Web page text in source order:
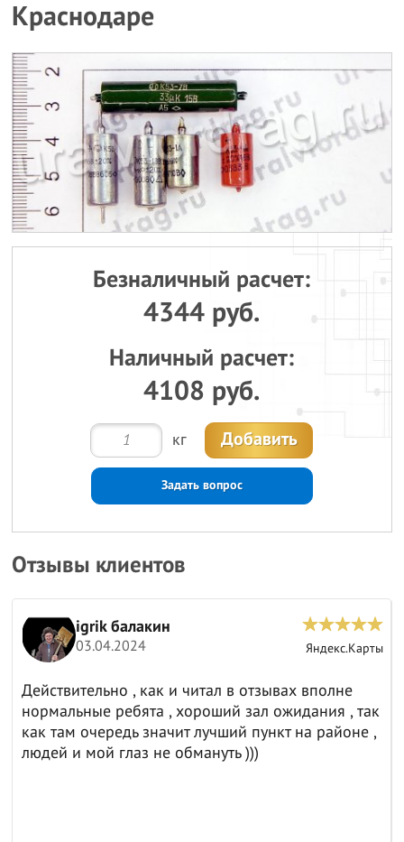
Краснодаре
Безналичный расчет:
4344 руб.
Наличный расчет:
4108 руб.
кг Добавить
Задать вопрос
Отзывы клиентов
igrik балакин
03.04.2024 Яндекс.Карты
Действительно , как и читал в отзывах вполне
нормальные ребята , хороший зал ожидания , так
как там очередь значит лучший пункт на районе ,
людей и мой глаз не обмануть )))